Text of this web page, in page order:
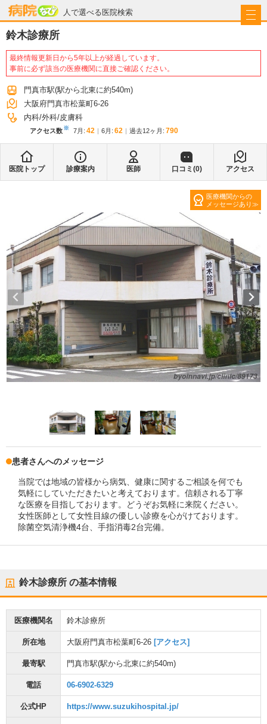
人で選べる医院検索
病院なび
鈴木診療所
最終情報更新日から5年以上が経過しています。
事前に必ず該当の医療機関に直接ご確認ください。
門真市駅(駅から北東に約540m)
大阪府門真市松葉町6-26
内科 外科 皮膚科
アクセス数※ 7月 : 42 6月 : 62 過去12ヶ月: 790
医院トップ 診療案内 医師 口コミ(0) アクセス
医療機関からの
メッセージあり
患者さんへのメッセージ
当院では地域の皆様から病気、健康に関するご相談を何でも
気軽にしていただきたいと考えております。信頼される丁寧
な医療を目指しております。どうぞお気軽に来院ください。
女性医師として女性目線の優しい診療を心がけております。
除菌空気清浄機4台、手指消毒2台完備。
鈴木診療所 の基本情報
医療機関名 鈴木診療所
所在地 大阪府門真市松葉町6-26 [アクセス]
最寄駅 門真市駅(駅から北東に約540m)
電話 06-6902-6329
公式HP https://www.suzukihospital.jp/